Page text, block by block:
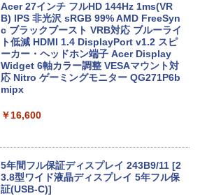
nic Let's note CF-XZ6 12.0型軽量 超高
解像QHD(2160x1440) タッチパネル Cor
e i5-7300U vPro メモリ8GB SSD256GB
Type-C HDMI Office Windows10 送料
無料 中古パソコン
￥19,800
5A00 Core i5 8世代 メモリー8GB 高速S
SD256GB 整備済み品 pc win11 os 中古
パソコン すぐ使える オフィス付きPC 送
GMKtec GMK-K8 PLUS-32/1T-W11Pro
(8845HS)
￥124,800
デスクトップPC Ryzen7 5700G メモリ1
Acer 27インチ フルHD 144Hz 1ms(VR
B) IPS 非光沢 sRGB 99% AMD FreeSyn
c ブラックブースト VRB対応 ブルーライ
ト低減 HDMI 1.4 DisplayPort v1.2 スピ
ーカー・ヘッドホン端子 Acer Display
Widget 6軸カラー調整 VESAマウント対
応 Nitro ゲーミングモニター QG271P6b
mipx
￥16,600
5年間フル保証ディスプレイ 243B9/11 [2
3.8型ワイド液晶ディスプレイ 5年フル保
証(USB-C)]